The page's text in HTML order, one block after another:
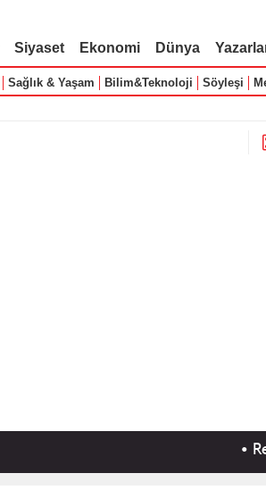
Siyaset Ekonomi Dünya
Sağlık & Yaşam Bilim&Teknoloji Söyleşi